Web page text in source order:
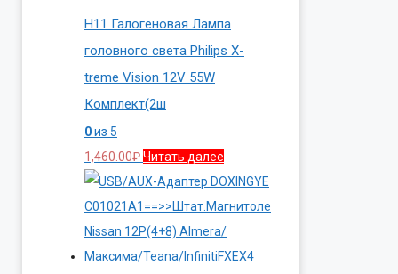
H11 Галогеновая Лампа
головного света Philips X-
treme Vision 12V 55W
Комплект(2ш
0из 5
1,460.00₽Читать далее